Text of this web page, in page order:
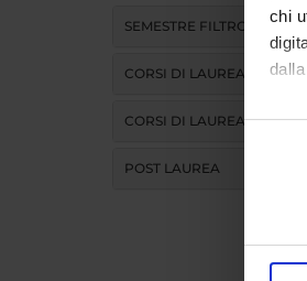
chi
Con
Selezione
SEMESTRE FILTRO
CORSI DI LAUREA
CORSI DI LAUREA
POST LAUREA